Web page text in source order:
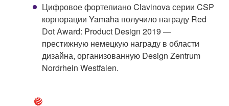
Цифровое фортепиано Clavinova серии CSP
корпорации Yamaha получило награду Red
Dot Award: Product Design 2019 —
престижную немецкую награду в области
дизайна, организованную Design Zentrum
Nordrhein Westfalen.